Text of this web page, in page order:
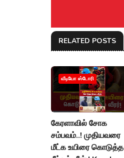
RELATED POSTS
வீடியோ ஸ்டோரி
கேரளாவில் சோக
சம்பவம்..! முதியவரை
மீட்க உயிரை கொடுத்த